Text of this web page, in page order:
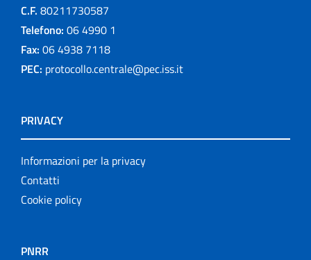
C.F. 80211730587
Telefono: 06 4990 1
Fax: 06 4938 7118
PEC: protocollo.centrale@pec.iss.it
PRIVACY
Informazioni per la privacy
Contatti
Cookie policy
PNRR